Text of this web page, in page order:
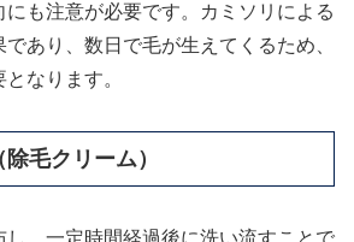
も注意が必要です。カミソリによる
あり、数日で毛が生えてくるため、
なります。
毛クリーム）
し、一定時間経過後に洗い流すことで